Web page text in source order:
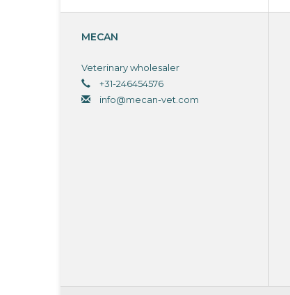
MECAN
Veterinary wholesaler
+31-246454576
info@mecan-vet.com